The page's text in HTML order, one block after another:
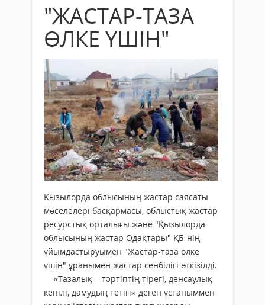
"ЖАСТАР-ТАЗА
ӨЛКЕ ҮШІН"
Қызылорда облысының жастар саясаты
мəселелері басқармасы, облыстық жастар
ресурстық орталығы жəне "Қызылорда
облысының жастар Одақтары" ҚБ-нің
ұйымдастыруымен "Жастар-таза өлке
үшін" ұранымен жастар сенбілігі өткізілді.
«Тазалық – тәртіптің тірегі, денсаулық
кепілі, дамудың тетігі» деген ұстаныммен